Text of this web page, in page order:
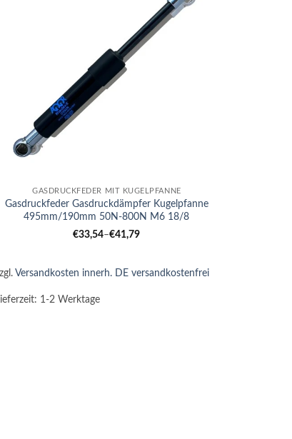
GASDRUCKFEDER MIT KUGELPFANNE
Gasdruckfeder Gasdruckdämpfer Kugelpfanne
495mm/190mm 50N-800N M6 18/8
€33,54–€41,79
Versandkosten innerh. DE versandkostenfrei
1-2 Werktage